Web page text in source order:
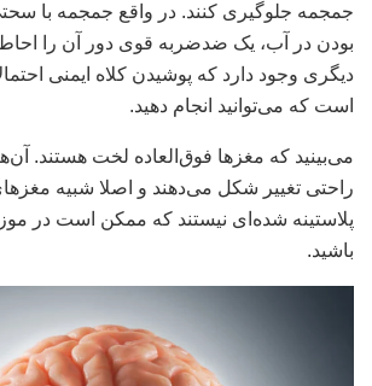
جمجمه جلوگیری کنند. در واقع جمجمه با
بودن در آب، یک ضدضربه قوی دور آن را
دیگری وجود دارد که پوشیدن کلاه ایمنی
است که می‌توانید انجام دهید.
می‌بینید که مغزها فوق‌العاده لخت هستند.
راحتی تغییر شکل می‌دهند و اصلا شبیه
پلاستینه شده‌ای نیستند که ممکن است در
باشید.